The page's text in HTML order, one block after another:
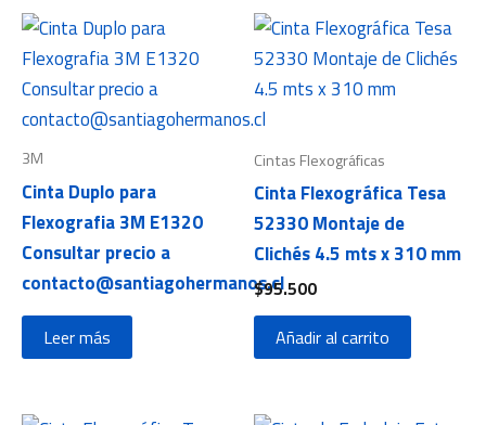
3M
Cinta Duplo para
Flexografia 3M E1320
Consultar precio a
contacto@santiagohermanos.cl
Leer más
Cintas Flexográficas
Cinta Flexográfica Tesa
52330 Montaje de
Clichés 4.5 mts x 310 mm
$95.500
Añadir al carrito